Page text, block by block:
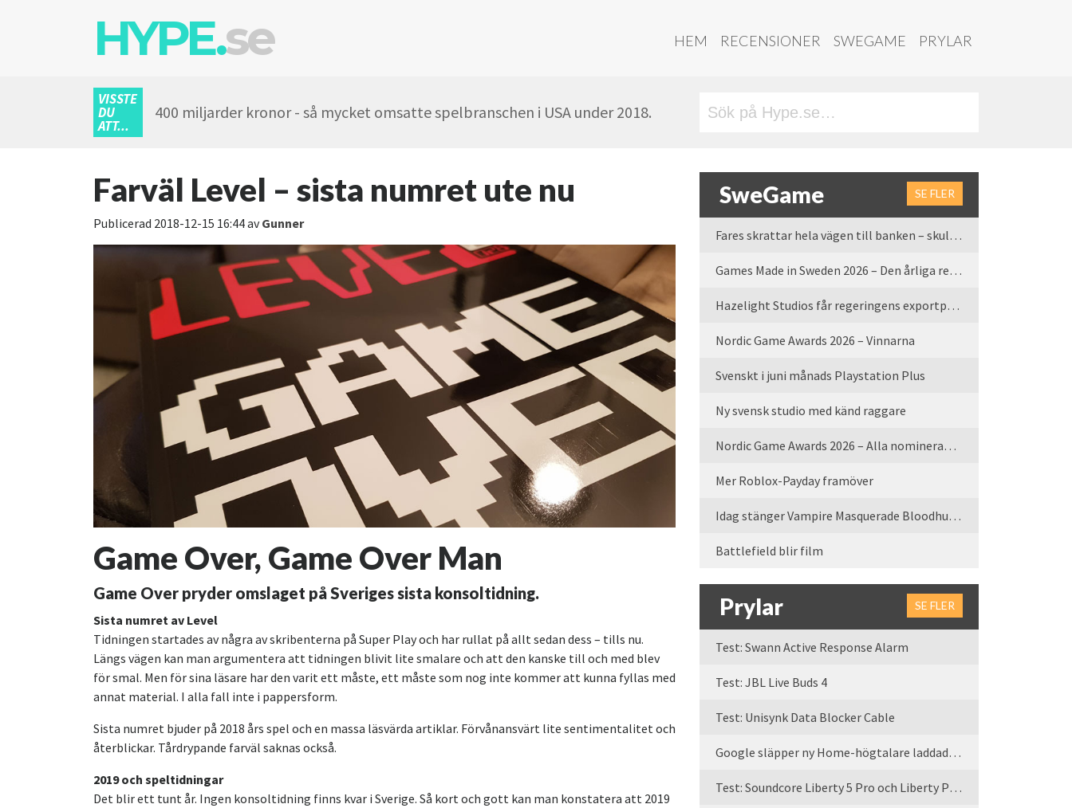
HYPE.se HEM RECENSIONER SWEGAME PRYLAR
VISSTE
DU
ATT...
400 miljarder kronor - så mycket omsatte spelbranschen i USA under 2018.
Farväl Level – sista numret ute nu
Publicerad 2018-12-15 16:44avGunner
Game Over, Game Over Man
Game Over pryder omslaget på Sveriges sista konsoltidning.
Sista numret av Level
Tidningen startades av några av skribenterna på Super Play och har rullat på allt sedan dess – tills nu.
Längs vägen kan man argumentera att tidningen blivit lite smalare och att den kanske till och med blev
för smal. Men för sina läsare har den varit ett måste, ett måste som nog inte kommer att kunna fyllas med
annat material. I alla fall inte i pappersform.
Sista numret bjuder på 2018 års spel och en massa läsvärda artiklar. Förvånansvärt lite sentimentalitet och
återblickar. Tårdrypande farväl saknas också.
2019 och speltidningar
Det blir ett tunt år. Ingen konsoltidning finns kvar i Sverige. Så kort och gott kan man konstatera att 2019
SweGame SE FLER
Fares skrattar hela vägen till banken – skulle vi tro
Games Made in Sweden 2026 – Den årliga rean är tillbaka
Hazelight Studios får regeringens exportpris 2025
Nordic Game Awards 2026 – Vinnarna
Svenskt i juni månads Playstation Plus
Ny svensk studio med känd raggare
Nordic Game Awards 2026 – Alla nominerade spel
Mer Roblox-Payday framöver
Idag stänger Vampire Masquerade Bloodhunt servrarna
Battlefield blir film
Prylar SE FLER
Test: Swann Active Response Alarm
Test: JBL Live Buds 4
Test: Unisynk Data Blocker Cable
Google släpper ny Home-högtalare laddad med Gemini
Test: Soundcore Liberty 5 Pro och Liberty Pro Max